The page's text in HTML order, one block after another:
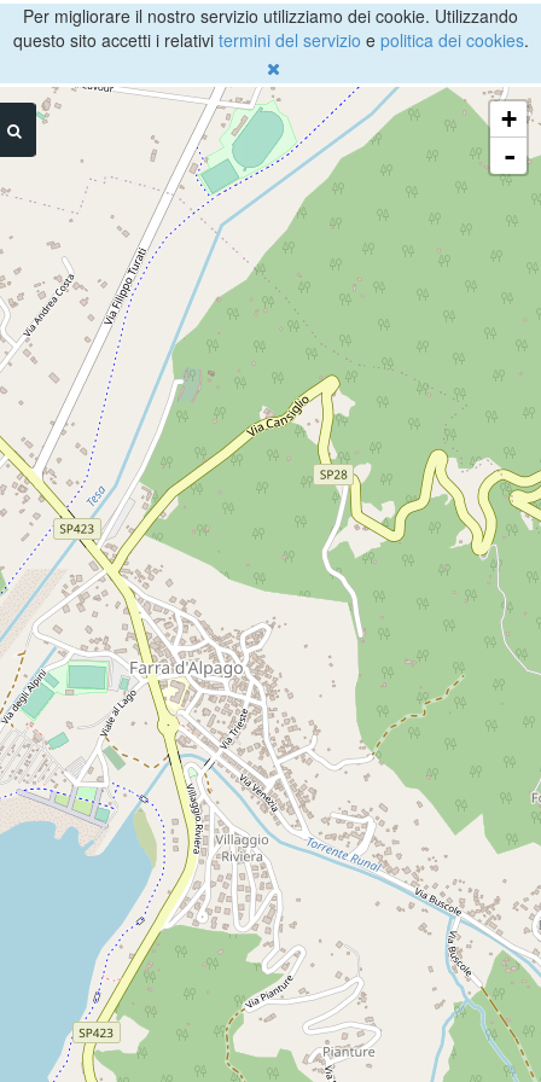
Per migliorare il nostro servizio utilizziamo dei cookie. Utilizzando
questo sito accetti i relativi termini del servizio e politica dei cookies.
+
-